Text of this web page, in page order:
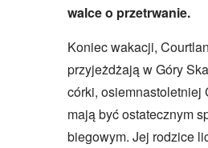
walce o przetrwanie.
Koniec wakacji,
przyjeżdżają w Góry
córki, osiemnastoletniej
mają być ostatecznym
biegowym. Jej rodzice